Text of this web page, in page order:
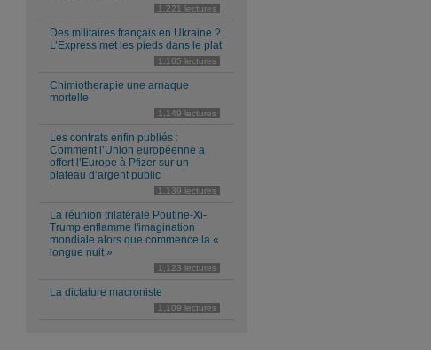
1,221 lectures
Des militaires français en Ukraine ?
L’Express met les pieds dans le plat
1,165 lectures
Chimiotherapie une arnaque
mortelle
1,149 lectures
Les contrats enfin publiés :
Comment l’Union européenne a
offert l’Europe à Pfizer sur un
plateau d’argent public
1,139 lectures
La réunion trilatérale Poutine-Xi-
Trump enflamme l'imagination
mondiale alors que commence la «
longue nuit »
1,123 lectures
La dictature macroniste
1,109 lectures